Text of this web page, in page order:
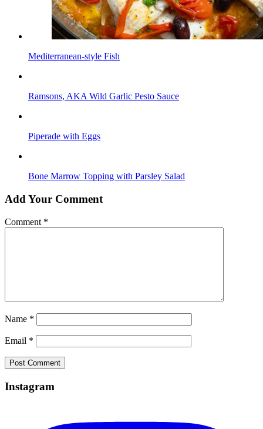
Mediterranean-style Fish
Ramsons, AKA Wild Garlic Pesto Sauce
Piperade with Eggs
Bone Marrow Topping with Parsley Salad
Add Your Comment
Comment *
Name *
Email *
Instagram